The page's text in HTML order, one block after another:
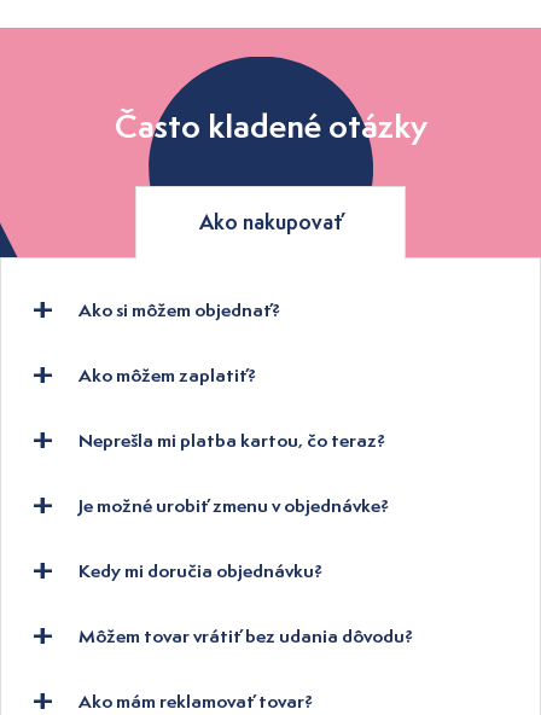
Často kladené otázky
Ako nakupovať
Ako si môžem objednať?
Ako môžem zaplatiť?
Neprešla mi platba kartou, čo teraz?
Je možné urobiť zmenu v objednávke?
Kedy mi doručia objednávku?
Môžem tovar vrátiť bez udania dôvodu?
Ako mám reklamovať tovar?